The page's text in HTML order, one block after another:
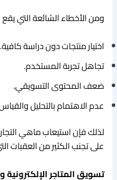
ومن الأخطاء الشائعة التي
اختيار منتجات دون دراسة كافية.
تجاهل تجربة المستخدم.
ضعف المحتوى التسويقي.
عدم الاهتمام بالتحليل
لذلك فإن استيعاب ماهي
على تجنب الكثير من العقبات
تسويق المتاجر الإلكترونية